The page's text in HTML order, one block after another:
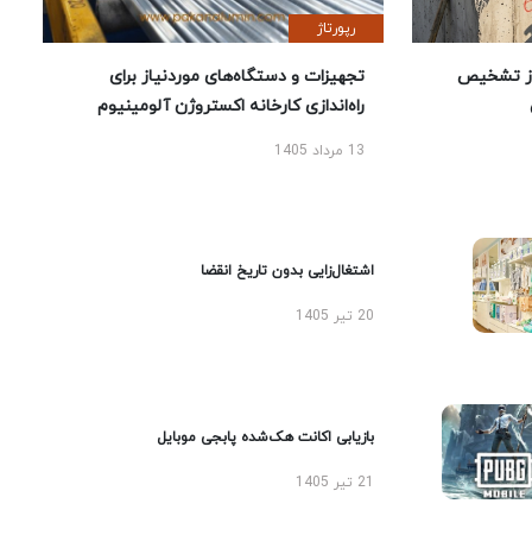
تشخیص
رپورتاژ
تجهیزات و دستگاه‌های موردنیاز برای
راه‌اندازی کارخانه اکستروژن آلومینیوم
13 مرداد 1405
اشتغال‌زایی بدون تاریخ انقضا
20 تیر 1405
بازیابی اکانت هک‌شده پابجی موبایل